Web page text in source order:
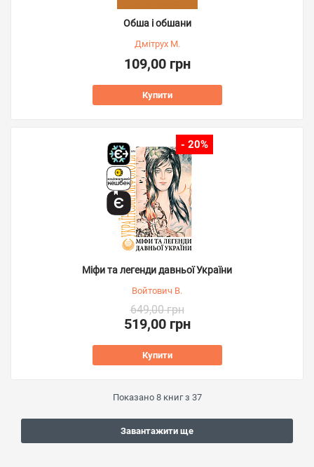
Обша і обшани
Дмітрух М.
109,00 грн
Купити
- 20%
Міфи та легенди давньої України
Войтович В.
649,00 грн
519,00 грн
Купити
Показано 8книг з 37
Завантажити ще